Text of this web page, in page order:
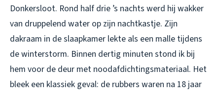
Donkersloot. Rond half drie ’s nachts werd hij wakker
van druppelend water op zijn nachtkastje. Zijn
dakraam in de slaapkamer lekte als een malle tijdens
de winterstorm. Binnen dertig minuten stond ik bij
hem voor de deur met noodafdichtingsmateriaal. Het
bleek een klassiek geval: de rubbers waren na 18 jaar